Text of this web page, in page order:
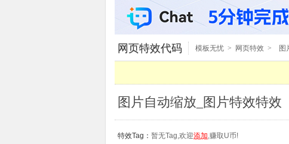
网页特效代码 模板无忧 > 网页特效 > 图
图片自动缩放_图片特效特效
特效Tag： 暂无Tag,欢迎添加,赚取U币!